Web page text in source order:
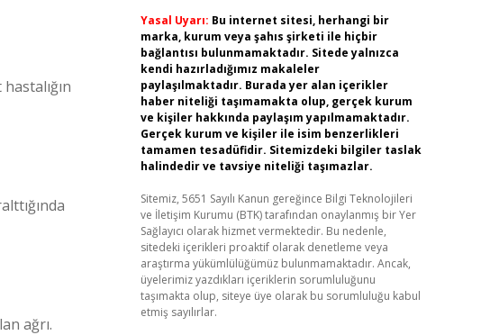
ağrı.
Yasal Uyarı: Bu internet sitesi, herhangi bir
marka, kurum veya şahıs şirketi ile hiçbir
bağlantısı bulunmamaktadır. Sitede yalnızca
kendi hazırladığımız makaleler
paylaşılmaktadır. Burada yer alan içerikler
haber niteliği taşımamakta olup, gerçek kurum
ve kişiler hakkında paylaşım yapılmamaktadır.
Gerçek kurum ve kişiler ile isim benzerlikleri
tamamen tesadüfidir. Sitemizdeki bilgiler taslak
halindedir ve tavsiye niteliği taşımazlar.
Sitemiz, 5651 Sayılı Kanun gereğince Bilgi Teknolojileri
ve İletişim Kurumu (BTK) tarafından onaylanmış bir Yer
Sağlayıcı olarak hizmet vermektedir. Bu nedenle,
sitedeki içerikleri proaktif olarak denetleme veya
araştırma yükümlülüğümüz bulunmamaktadır. Ancak,
üyelerimiz yazdıkları içeriklerin sorumluluğunu
taşımakta olup, siteye üye olarak bu sorumluluğu kabul
etmiş sayılırlar.